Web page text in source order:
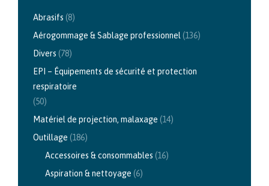
Abrasifs (8)
Aérogommage & Sablage professionnel (136)
Divers (78)
EPI – Équipements de sécurité et protection
respiratoire
(50)
Matériel de projection, malaxage (14)
Outillage (186)
Accessoires & consommables (16)
Aspiration & nettoyage (6)